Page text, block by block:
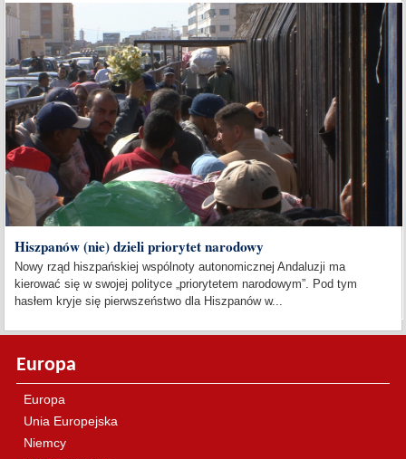
Hiszpanów (nie) dzieli priorytet narodowy
Nowy rząd hiszpańskiej wspólnoty autonomicznej Andaluzji ma
kierować się w swojej polityce „priorytetem narodowym”. Pod tym
hasłem kryje się pierwszeństwo dla Hiszpanów w...
Europa
Europa
Unia Europejska
Niemcy